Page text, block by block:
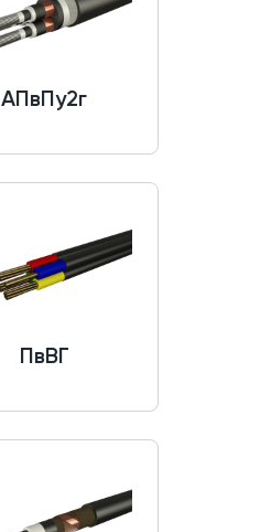
АПвПу2г
ПвВГ